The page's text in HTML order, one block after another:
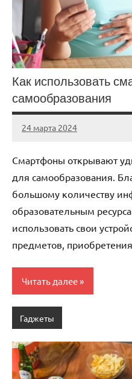
Как использовать
самообразования
24 марта 2024
avto_drive72
Нет
Смартфоны открывают
для самообразования.
большому количеству
образовательным
использовать свои
предметов,
Читать далее
Гаджеты